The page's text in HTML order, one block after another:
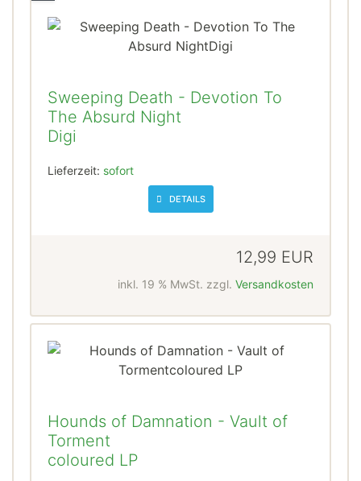
Sweeping Death - Devotion To
The Absurd Night
Digi
Lieferzeit: sofort
DETAILS
12,99 EUR
inkl. 19 % MwSt. zzgl. Versandkosten
Hounds of Damnation - Vault of
Torment
coloured LP